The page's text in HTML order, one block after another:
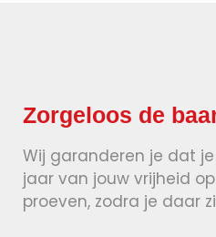
Zorgeloos de
Wij garanderen je dat
jaar van jouw vrijheid
proeven, zodra je daar